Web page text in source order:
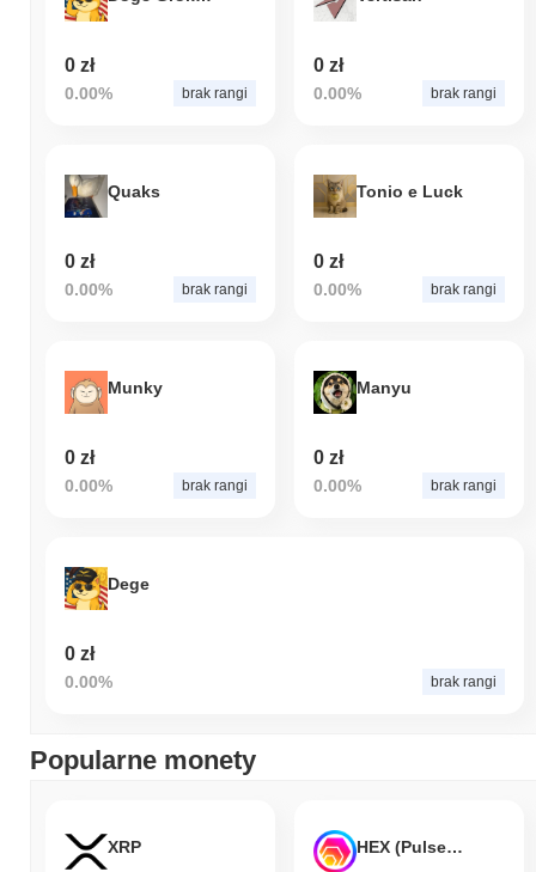
0 zł
0.00% brak rangi
0 zł
0.00% brak rangi
Quaks
0 zł
0.00% brak rangi
Tonio e Luck
0 zł
0.00% brak rangi
Munky
0 zł
0.00% brak rangi
Manyu
0 zł
0.00% brak rangi
Dege
0 zł
0.00% brak rangi
Popularne monety
XRP HEX (Pulsechain)